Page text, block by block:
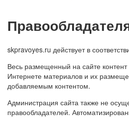
skpravoyes.ru действует в
Весь размещенный на сайте
Интернете материалов и их
добавляемым контентом.
Администрация сайта также не
правообладателей.